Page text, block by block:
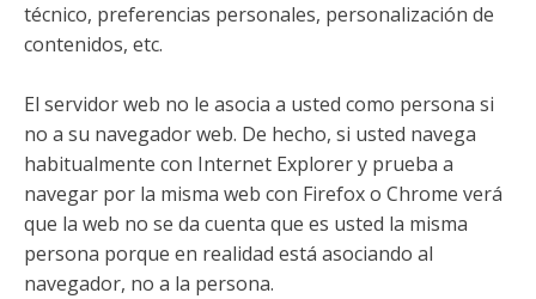
técnico, preferencias personales, personalización de
contenidos, etc.
El servidor web no le asocia a usted como persona si
no a su navegador web. De hecho, si usted navega
habitualmente con Internet Explorer y prueba a
navegar por la misma web con Firefox o Chrome verá
que la web no se da cuenta que es usted la misma
persona porque en realidad está asociando al
navegador, no a la persona.